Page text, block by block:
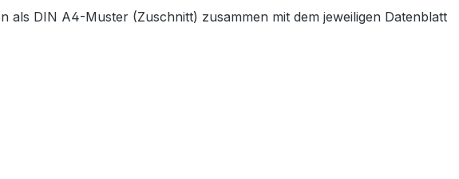
als DIN A4-Muster (Zuschnitt) zusammen mit dem jeweiligen Datenblatt